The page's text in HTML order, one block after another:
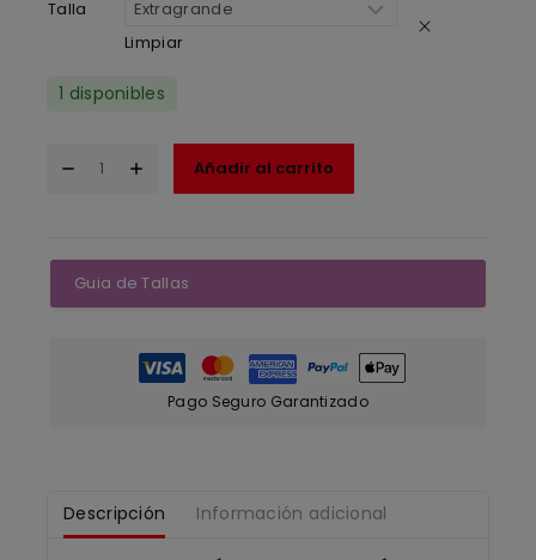
Talla
Limpiar
1 disponibles
Añadir al carrito
Guia de Tallas
Pago Seguro Garantizado
Descripción Información adicional